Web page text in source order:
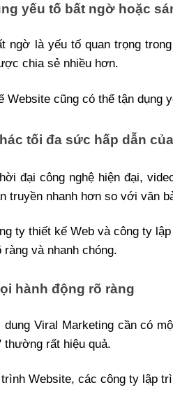
yếu tố bất ngờ hoặc
ngờ là yếu tố quan trọng
chia sẻ nhiều hơn.
Website cũng có thể tận dụng
tối đa sức hấp dẫn
đại công nghệ hiện đại,
truyền nhanh hơn so với văn
ty thiết kế Web và công ty
ràng và nhanh chóng.
hành động rõ ràng
dung Viral Marketing cần có
thường rất hiệu quả.
Website, các công ty lập